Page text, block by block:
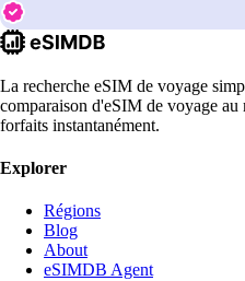
La recherche eSIM de voyage
comparaison d'eSIM de voyage
forfaits instantanément.
Explorer
Régions
Blog
About
eSIMDB Agent